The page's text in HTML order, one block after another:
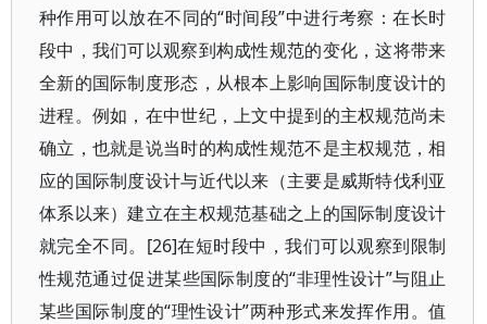
种作用可以放在不同的“时间段”中进行考察：在长时
段中，我们可以观察到构成性规范的变化，这将带来
全新的国际制度形态，从根本上影响国际制度设计的
进程。例如，在中世纪，上文中提到的主权规范尚未
确立，也就是说当时的构成性规范不是主权规范，相
应的国际制度设计与近代以来（主要是威斯特伐利亚
体系以来）建立在主权规范基础之上的国际制度设计
就完全不同。[26]在短时段中，我们可以观察到限制
性规范通过促进某些国际制度的“非理性设计”与阻止
某些国际制度的“理性设计”两种形式来发挥作用。值